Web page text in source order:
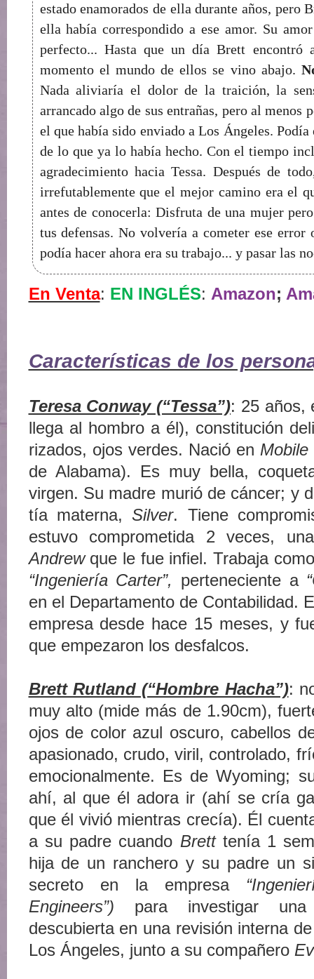
estado enamorados de ella durante años, pero
ella había correspondido a ese amor. Su
perfecto... Hasta que un día Brett encontró
momento el mundo de ellos se vino abajo.
Nada aliviaría el dolor de la traición, la
arrancado algo de sus entrañas, pero al menos
el que había sido enviado a Los Ángeles.
de lo que ya lo había hecho. Con el tiempo
agradecimiento hacia Tessa. Después de
irrefutablemente que el mejor camino era el
antes de conocerla: Disfruta de una mujer
tus defensas. No volvería a cometer ese
podía hacer ahora era su trabajo... y pasar las
En Venta: EN INGLÉS: Amazon;
Características de los
Teresa Conway (“Tessa”): 25 años,
llega al hombro a él), constitución
rizados, ojos verdes. Nació en Mobile
de Alabama). Es muy bella,
virgen. Su madre murió de cáncer; y
tía materna,Silver. Tiene
estuvo comprometida 2 veces,
Andrew que le fue infiel. Trabaja
“Ingeniería Carter”, perteneciente a
en el Departamento de Contabilidad.
empresa desde hace 15 meses, y
que empezaron los desfalcos.
Brett Rutland (“Hombre Hacha”):
muy alto (mide más de 1.90cm),
ojos de color azul oscuro, cabellos
apasionado, crudo, viril, controlado,
emocionalmente. Es de Wyoming;
ahí, al que él adora ir (ahí se cría
que él vivió mientras crecía). Él
a su padre cuando Brett tenía 1
hija de un ranchero y su padre un
secreto en la empresa
Engineers”) para investigar una
descubierta en una revisión interna
Los Ángeles, junto a su compañero